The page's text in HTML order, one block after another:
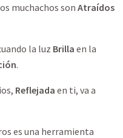
muchachos son Atraídos
la luz Brilla en la
.
Reflejada en ti, va a
es una herramienta